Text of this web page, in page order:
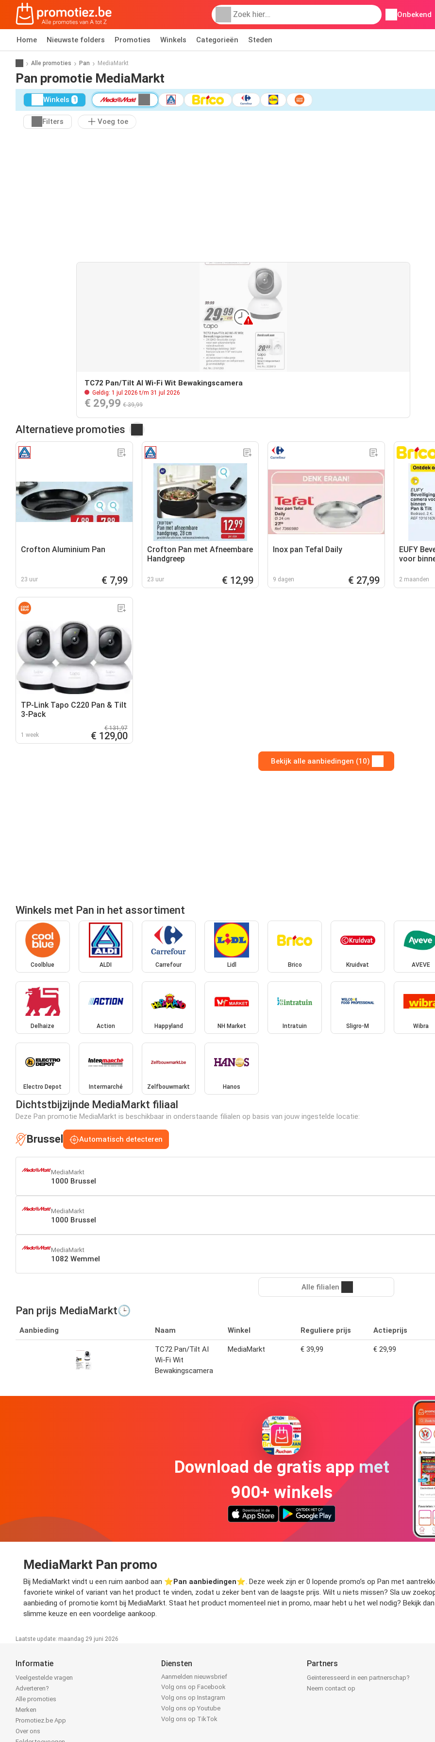
Onbekend
Home Nieuwste folders Promoties Winkels Categorieën Steden
Alle promoties Pan MediaMarkt
Pan promotie MediaMarkt
Winkels 1
Filters Voeg toe
TC72 Pan/Tilt AI Wi-Fi Wit Bewakingscamera
Geldig: 1 jul 2026 t/m 31 jul 2026
€ 29,99 € 39,99
Alternatieve promoties
Crofton Aluminium Pan
23 uur € 7,99
Crofton Pan met Afneembare
Handgreep
23 uur € 12,99
Inox pan Tefal Daily
9 dagen € 27,99
EUFY
voor
2 maanden
TP-Link Tapo C220 Pan & Tilt
3-Pack
1 week
€ 131,97
€ 129,00
Bekijk alle aanbiedingen (10)
Winkels met Pan in het assortiment
Coolblue ALDI Carrefour Lidl Brico Kruidvat AVEVE
Delhaize Action Happyland NH Market Intratuin Sligro-M Wibra
Electro Depot Intermarché Zelfbouwmarkt Hanos
Dichtstbijzijnde MediaMarkt filiaal
Deze Pan promotie MediaMarkt is beschikbaar in onderstaande filialen op basis van jouw ingestelde locatie:
Brussel Automatisch detecteren
MediaMarkt
1000 Brussel
MediaMarkt
1000 Brussel
MediaMarkt
1082 Wemmel
Alle filialen
Pan prijs MediaMarkt🕒
Aanbieding Naam Winkel Reguliere prijs Actieprijs
TC72 Pan/Tilt AI
Wi-Fi Wit
Bewakingscamera
MediaMarkt € 39,99 € 29,99
Download de gratis app met
900+ winkels
MediaMarkt Pan promo
Bij MediaMarkt vindt u een ruim aanbod aan ⭐️Pan aanbiedingen⭐️. Deze week zijn er 0 lopende promo’s op Pan met
favoriete winkel of variant van het product te vinden, zodat u zeker bent van de laagste prijs. Wilt u niets missen? Sla uw
aanbieding of promotie komt bij MediaMarkt. Staat het product momenteel niet in promo, maar hebt u het wel nodig? Bekijk
slimme keuze en een voordelige aankoop.
Laatste update: maandag 29 juni 2026
Informatie
Veelgestelde vragen
Adverteren?
Alle promoties
Merken
Promotiez.be App
Over ons
Diensten
Aanmelden nieuwsbrief
Volg ons op Facebook
Volg ons op Instagram
Volg ons op Youtube
Volg ons op TikTok
Partners
Geïnteresseerd in een partnerschap?
Neem contact op